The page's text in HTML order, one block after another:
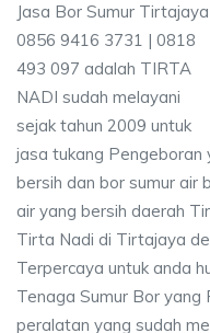
Jasa Bor Sumur
0856 9416 3731 | 0818
493 097 adalah TIRTA
NADI sudah melayani
sejak tahun 2009 untuk
jasa tukang Pengeboran
bersih dan bor sumur air
air yang bersih daerah
Tirta Nadi di Tirtajaya
Terpercaya untuk anda
Tenaga Sumur Bor yang
peralatan yang sudah